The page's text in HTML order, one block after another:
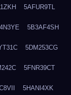
5AFUR9TL
5B3AF4SH
5DM253CG
5FNR39CT
5HANI4XK